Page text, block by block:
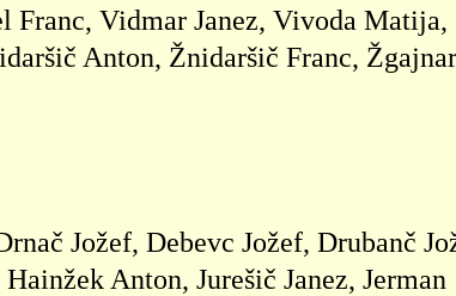
Franc, Vidmar Janez, Vivoda Matija,
Anton, Žnidaršič Franc, Žgajnar
Jožef, Debevc Jožef, Drubanč
Anton, Jurešič Janez, Jerman